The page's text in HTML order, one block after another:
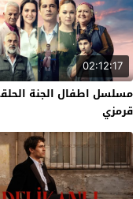
02:12:17
قرمزي